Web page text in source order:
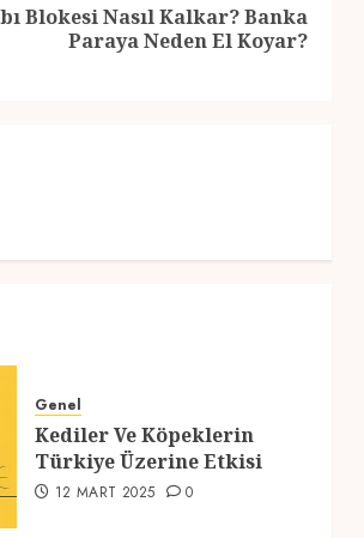
Blokesi Nasıl Kalkar? Banka
Paraya Neden El Koyar?
Genel
Kediler Ve Köpeklerin
Türkiye Üzerine Etkisi
12 MART 2025 0